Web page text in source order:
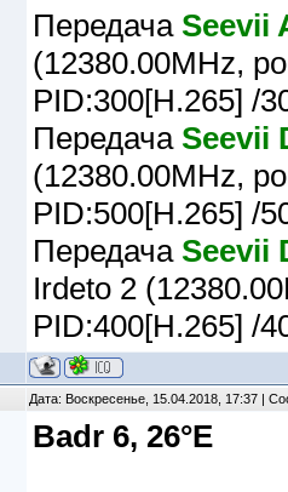
Передача Seevii
(12380.00MHz,
PID:300[H.265] /
Передача Seevii
(12380.00MHz,
PID:500[H.265] /
Передача Seevii
Irdeto 2
PID:400[H.265] /
Дата: Воскресенье, 15.04.2018, 17:37 |
Badr 6, 26°E